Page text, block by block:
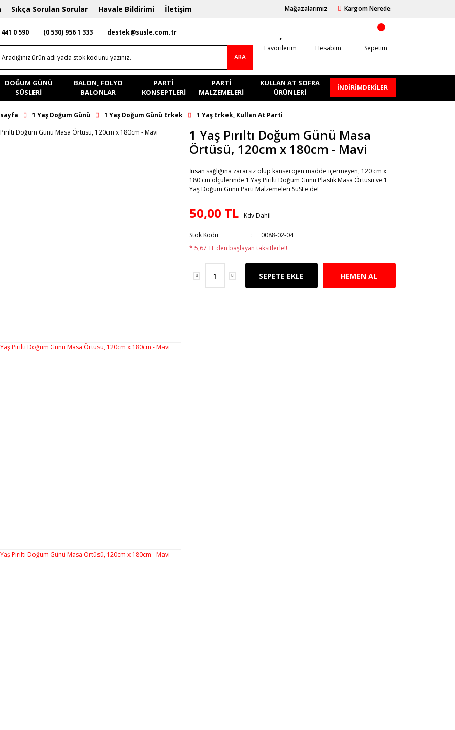
Sıkça Sorulan Sorular Havale Bildirimi İletişim Mağazalarımız Kargom Nerede
0 590 (0 530) 956 1 333 destek@susle.com.tr
ARA
Favorilerim Hesabım Sepetim
DOĞUM GÜNÜ
SÜSLERI
BALON, FOLYO
BALONLAR
PARTI
KONSEPTLERI
PARTI
MALZEMELERI
KULLAN AT SOFRA
ÜRÜNLERI
İNDİRİMDEKİLER
1 Yaş Doğum Günü 1 Yaş Doğum Günü Erkek 1 Yaş Erkek, Kullan At Parti
1 Yaş Pırıltı Doğum Günü Masa
Örtüsü, 120cm x 180cm - Mavi
İnsan sağlığına zararsız olup kanserojen madde içermeyen, 120 cm x
180 cm ölçülerinde 1.Yaş Pırıltı Doğum Günü Plastik Masa Örtüsü ve 1
Yaş Doğum Günü Parti Malzemeleri SüSLe'de!
50,00 TL Kdv Dahil
Stok Kodu
0088-02-04
* 5,67 TL den başlayan taksitlerle!!
SEPETE EKLE HEMEN AL